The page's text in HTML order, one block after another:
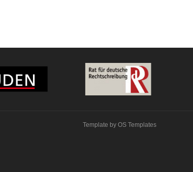
Template by OS Templates